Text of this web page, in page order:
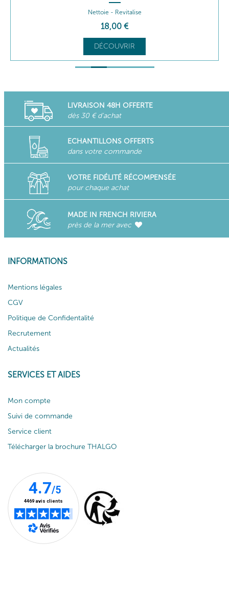
Nettoie - Revitalise
18,00 €
DÉCOUVRIR
LIVRAISON 48H OFFERTE
dès 30 € d'achat
ECHANTILLONS OFFERTS
dans votre commande
VOTRE FIDÉLITÉ RÉCOMPENSÉE
pour chaque achat
MADE IN FRENCH RIVIERA
près de la mer avec
INFORMATIONS
Mentions légales
CGV
Politique de Confidentalité
Recrutement
Actualités
SERVICES ET AIDES
Mon compte
Suivi de commande
Service client
Télécharger la brochure THALGO